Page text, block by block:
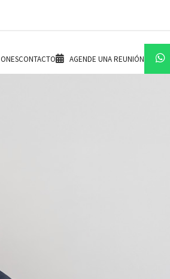
CONTACTO AGENDE UNA REUNIÓN